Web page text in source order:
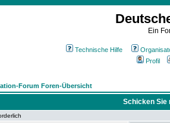
Ein
Technische Hilfe
Profil
Forum Foren-Übersicht
Schicken Sie